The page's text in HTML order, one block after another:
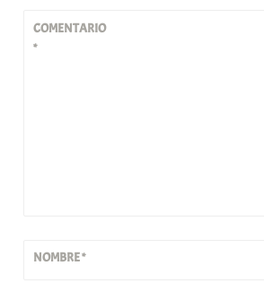
COMENTARIO
*
NOMBRE*